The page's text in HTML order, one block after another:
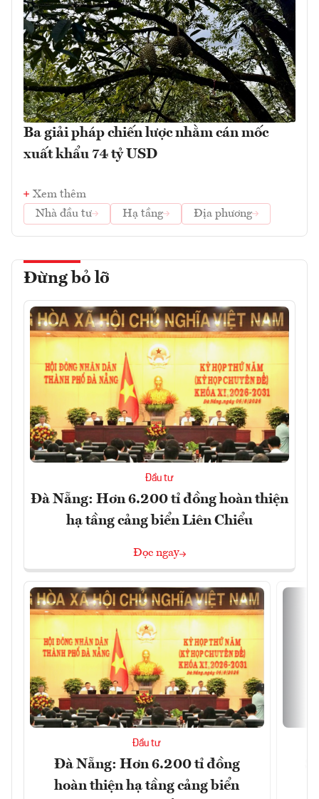
Ba giải pháp chiến lược nhằm cán mốc
xuất khẩu 74 tỷ USD
Xem thêm
Nhà đầu tư
Hạ tầng Địa phương
Đừng bỏ lỡ
Đầu tư
Đà Nẵng: Hơn 6.200 tỉ đồng hoàn thiện
hạ tầng cảng biển Liên Chiểu
Đọc ngay
Đầu tư
Đà Nẵng: Hơn 6.200 tỉ đồng
hoàn thiện hạ tầng cảng biển